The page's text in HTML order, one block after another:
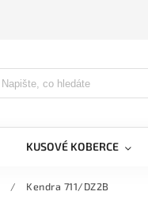
KUSOVÉ KOBERCE
/ Kendra 711/DZ2B